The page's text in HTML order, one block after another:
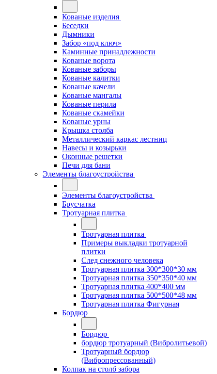
Кованые изделия
Беседки
Дымники
Забор «под ключ»
Каминные принадлежности
Кованые ворота
Кованые заборы
Кованые калитки
Кованые качели
Кованые мангалы
Кованые перила
Кованые скамейки
Кованые урны
Крышка столба
Металлический каркас лестниц
Навесы и козырьки
Оконные решетки
Печи для бани
Элементы благоустройства
Элементы благоустройства
Брусчатка
Тротуарная плитка
Тротуарная плитка
Примеры выкладки тротуарной
плитки
След снежного человека
Тротуарная плитка 300*300*30 мм
Тротуарная плитка 350*350*40 мм
Тротуарная плитка 400*400 мм
Тротуарная плитка 500*500*48 мм
Тротуарная плитка Фигурная
Бордюр
Бордюр
бордюр тротуарный (Вибролитьевой)
Тротуарный бордюр
(Вибропрессованный)
Колпак на столб забора